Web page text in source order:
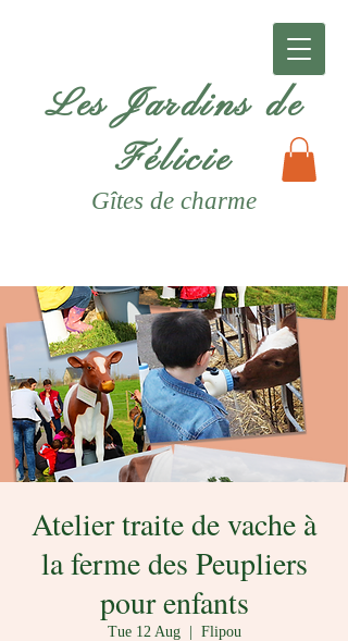
Les Jardins de
Félicie
Gîtes de charme
Atelier traite de vache à
la ferme des Peupliers
pour enfants
Tue 12 Aug
  |
Flipou